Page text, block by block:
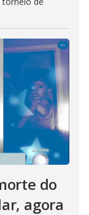
do
agora